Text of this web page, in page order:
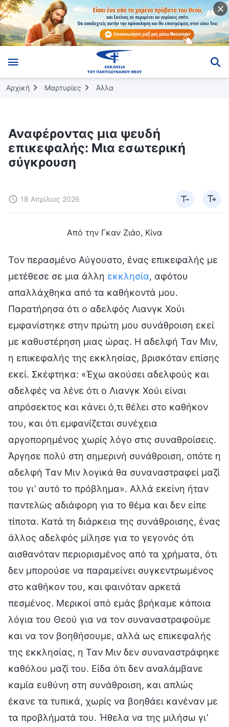
Αρχική Μαρτυρίες Άλλα
Αναφέροντας μια ψευδή
επικεφαλής: Μια εσωτερική
σύγκρουση
18 Απρίλιος 2026
Από την Γκαν Ζιάο, Κίνα
Τον περασμένο Αύγουστο, ένας επικεφαλής με
μετέθεσε σε μια άλλη εκκλησία, αφότου
απαλλάχθηκα από τα καθήκοντά μου.
Παρατήρησα ότι ο αδελφός Λιανγκ Χούι
εμφανίστηκε στην πρώτη μου συνάθροιση εκεί
με καθυστέρηση μιας ώρας. Η αδελφή Ταν Μιν,
η επικεφαλής της εκκλησίας, βρισκόταν επίσης
εκεί. Σκέφτηκα: «Έχω ακούσει αδελφούς και
αδελφές να λένε ότι ο Λιανγκ Χούι είναι
απρόσεκτος και κάνει ό,τι θέλει στο καθήκον
του, και ότι εμφανίζεται συνέχεια
αργοπορημένος χωρίς λόγο στις συναθροίσεις.
Άργησε πολύ στη σημερινή συνάθροιση, οπότε η
αδελφή Ταν Μιν λογικά θα συναναστραφεί μαζί
του γι’ αυτό το πρόβλημα». Αλλά εκείνη ήταν
παντελώς αδιάφορη για το θέμα και δεν είπε
τίποτα. Κατά τη διάρκεια της συνάθροισης, ένας
άλλος αδελφός μίλησε για το γεγονός ότι
αισθανόταν περιορισμένος από τα χρήματα, ότι
δεν μπορούσε να παραμείνει συγκεντρωμένος
στο καθήκον του, και φαινόταν αρκετά
πεσμένος. Μερικοί από εμάς βρήκαμε κάποια
λόγια του Θεού για να τον συναναστραφούμε
και να τον βοηθήσουμε, αλλά ως επικεφαλής
της εκκλησίας, η Ταν Μιν δεν συναναστράφηκε
καθόλου μαζί του. Είδα ότι δεν αναλάμβανε
καμία ευθύνη στη συνάθροιση, και απλώς
έκανε τα τυπικά, χωρίς να βοηθάει κανέναν με
τα προβλήματά του. Ήθελα να της μιλήσω γι’